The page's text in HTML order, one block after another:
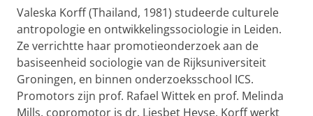
Valeska Korff (Thailand, 1981) studeerde culturele
antropologie en ontwikkelingssociologie in Leiden.
Ze verrichtte haar promotieonderzoek aan de
basiseenheid sociologie van de Rijksuniversiteit
Groningen, en binnen onderzoeksschool ICS.
Promotors zijn prof. Rafael Wittek en prof. Melinda
Mills, copromotor is dr. Liesbet Heyse. Korff werkt